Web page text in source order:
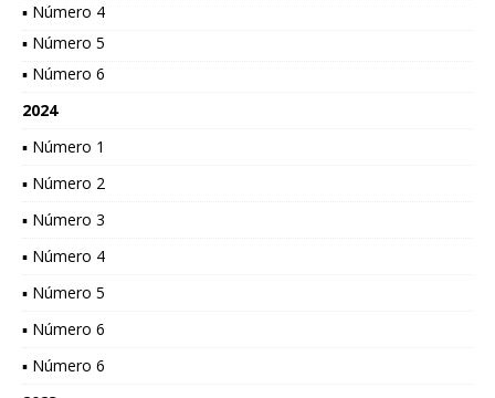
▪ Número 4
▪ Número 5
▪ Número 6
2024
▪ Número 1
▪ Número 2
▪ Número 3
▪ Número 4
▪ Número 5
▪ Número 6
▪ Número 6